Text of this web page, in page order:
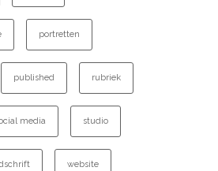
portretten
published rubriek
media studio
website